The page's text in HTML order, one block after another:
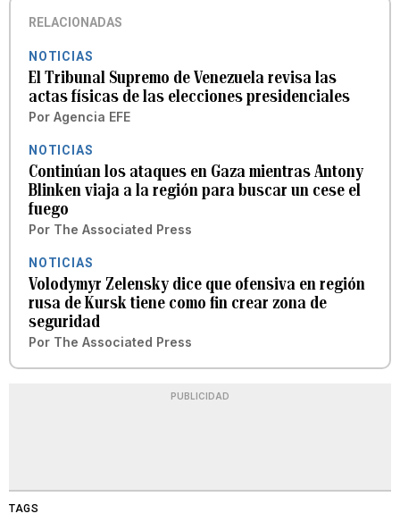
RELACIONADAS
NOTICIAS
El Tribunal Supremo de Venezuela revisa las
actas físicas de las elecciones presidenciales
Por Agencia EFE
NOTICIAS
Continúan los ataques en Gaza mientras Antony
Blinken viaja a la región para buscar un cese el
fuego
Por The Associated Press
NOTICIAS
Volodymyr Zelensky dice que ofensiva en región
rusa de Kursk tiene como fin crear zona de
seguridad
Por The Associated Press
PUBLICIDAD
TAGS